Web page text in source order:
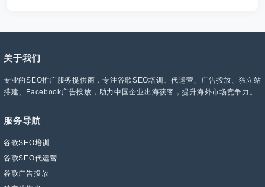
关于我们
专业的SEO推广服务提供商，专注谷歌SEO培训、代运营、广告投放、独立站
搭建、Facebook广告投放，助力中国企业出海获客，提升海外市场竞争力。
服务导航
谷歌SEO培训
谷歌SEO代运营
谷歌广告投放